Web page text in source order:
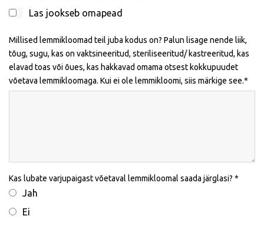
Las jookseb omapead
Millised lemmikloomad teil juba kodus on? Palun lisage nende liik,
tõug, sugu, kas on vaktsineeritud, steriliseeritud/ kastreeritud, kas
elavad toas või õues, kas hakkavad omama otsest kokkupuudet
võetava lemmikloomaga. Kui ei ole lemmikloomi, siis märkige see.
Kas lubate varjupaigast võetaval lemmikloomal saada järglasi?
Jah
Ei